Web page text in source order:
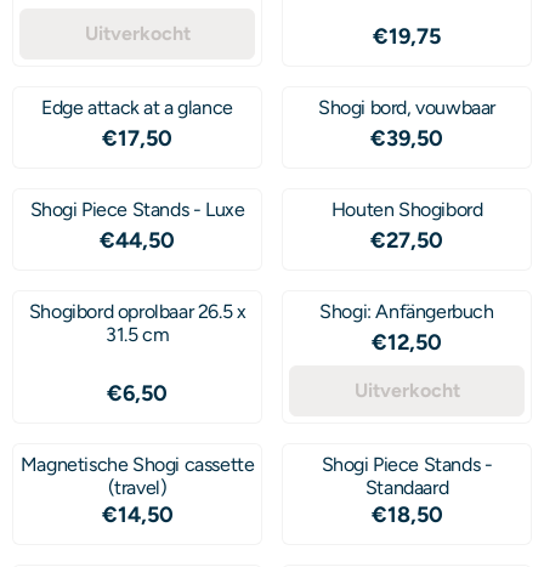
Uitverkocht Prijs: 19,75
€19,75
Edge attack at a glance
Prijs: 17,50
€17,50
Shogi bord, vouwbaar
Prijs: 39,50
€39,50
Shogi Piece Stands - Luxe
Prijs: 44,50
€44,50
Houten Shogibord
Prijs: 27,50
€27,50
Shogibord oprolbaar 26.5 x
31.5 cm
Prijs: 6,50
€6,50
Shogi: Anfängerbuch
Prijs: 12,50
€12,50
Uitverkocht
Magnetische Shogi cassette
(travel)
Prijs: 14,50
€14,50
Shogi Piece Stands -
Standaard
Prijs: 18,50
€18,50